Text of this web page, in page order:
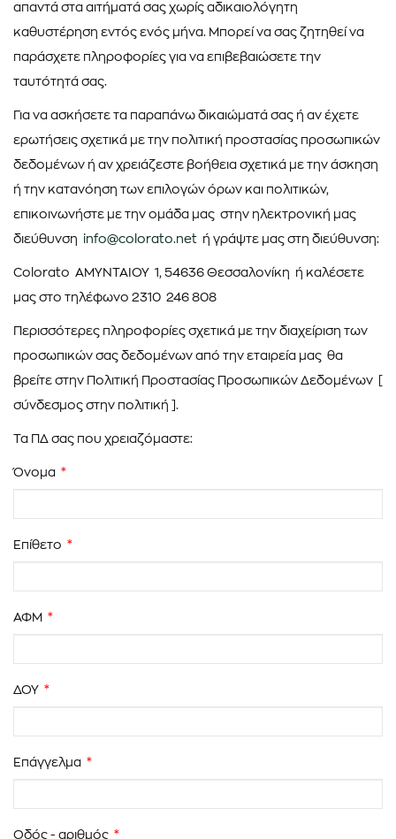
απαντά στα αιτήµατά σας χωρίς αδικαιολόγητη
καθυστέρηση εντός ενός µήνα. Μπορεί να σας ζητηθεί να
παράσχετε πληροφορίες για να επιβεβαιώσετε την
ταυτότητά σας.
Για να ασκήσετε τα παραπάνω δικαιώµατά σας ή αν έχετε
ερωτήσεις σχετικά µε την πολιτική προστασίας προσωπικών
δεδοµένων ή αν χρειάζεστε βοήθεια σχετικά µε την άσκηση
ή την κατανόηση των επιλογών όρων και πολιτικών,
επικοινωνήστε µε την οµάδα µας στην ηλεκτρονική µας
διεύθυνση info@colorato.net ή γράψτε µας στη διεύθυνση:
Colorato ΑΜΥΝΤΑΙΟΥ 1, 54636 Θεσσαλονίκη ή καλέσετε
µας στο τηλέφωνο 2310 246 808
Περισσότερες πληροφορίες σχετικά µε την διαχείριση των
προσωπικών σας δεδοµένων από την εταιρεία µας θα
βρείτε στην Πολιτική Προστασίας Προσωπικών ∆εδοµένων [
σύνδεσµος στην πολιτική ].
Τα ΠΔ σας που χρειαζόμαστε:
Όνομα *
Επίθετο *
ΑΦΜ *
ΔΟΥ *
Επάγγελμα *
Οδός - αριθμός *